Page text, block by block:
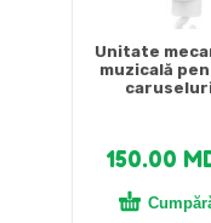
Unitate
muzicală
150.00